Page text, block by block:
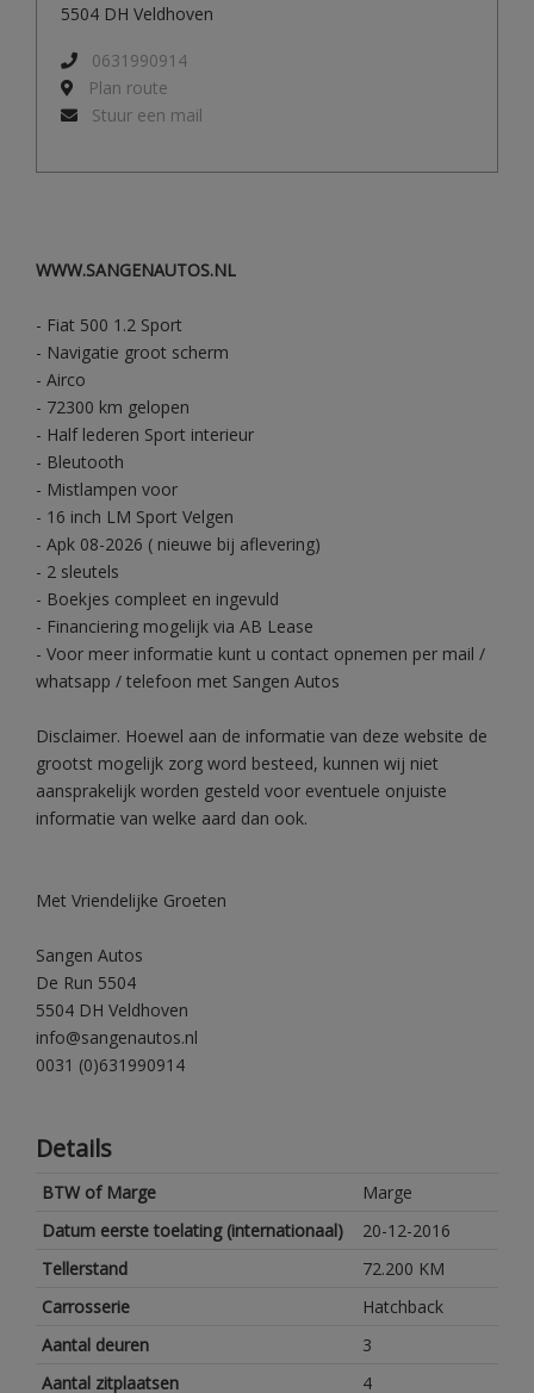
WWW.SANGENAUTOS.NL
- Fiat 500 1.2 Sport
- Navigatie groot scherm
- Airco
- 72300 km gelopen
- Half lederen Sport interieur
- Bleutooth
- Mistlampen voor
- 16 inch LM Sport Velgen
- Apk 08-2026 ( nieuwe bij aflevering)
- 2 sleutels
- Boekjes compleet en ingevuld
- Financiering mogelijk via AB Lease
- Voor meer informatie kunt u contact opnemen per mail /
whatsapp / telefoon met Sangen Autos
Disclaimer. Hoewel aan de informatie van deze website de
grootst mogelijk zorg word besteed, kunnen wij niet
aansprakelijk worden gesteld voor eventuele onjuiste
informatie van welke aard dan ook.
Met Vriendelijke Groeten
Sangen Autos
De Run 5504
5504 DH Veldhoven
info@sangenautos.nl
0031 (0)631990914
Details
BTW of Marge
Marge
Datum eerste toelating (internationaal)
20-12-2016
Tellerstand
72.200 KM
Carrosserie
Hatchback
Aantal deuren
3
Aantal zitplaatsen
4
5504 DH Veldhoven
0631990914
Plan route
Stuur een mail